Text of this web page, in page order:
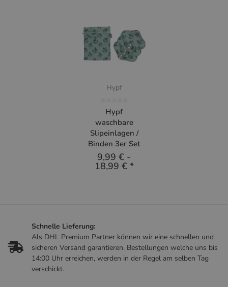
Hypf
Hypf
waschbare
Slipeinlagen /
Binden 3er Set
9,99 € -
18,99 € *
Schnelle Lieferung:
Als DHL Premium Partner können wir eine schnellen und
sicheren Versand garantieren. Bestellungen welche uns bis
14:00 Uhr erreichen, werden in der Regel am selben Tag
verschickt.